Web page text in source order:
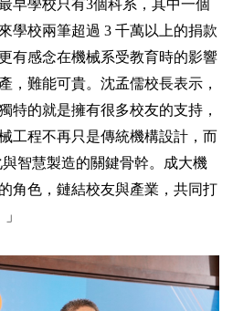
早學校只有3個科系，其中一個
學校兩筆超過 3 千萬以上的捐款
有感念在機械系受教育時的影響
，難能可貴。沈孟儒校長表示，
特的就是擁有很多校友的支持，
工程不再只是傳統機構設計，而
智慧製造的關鍵骨幹。成大機
角色，鏈結校友與產業，共同打